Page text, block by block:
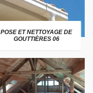
POSE ET NETTOYAGE DE
GOUTTIÈRES 06